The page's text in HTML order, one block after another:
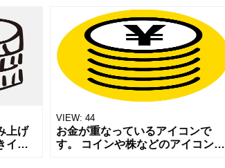
イト
るい雰囲気が、貯金や節約、おこ
づかい管理といったテーマを親し
みやすく伝
上げ
イラ
VIEW: 44
お金が重なっているアイコンで
す。 コインや株などのアイコンと